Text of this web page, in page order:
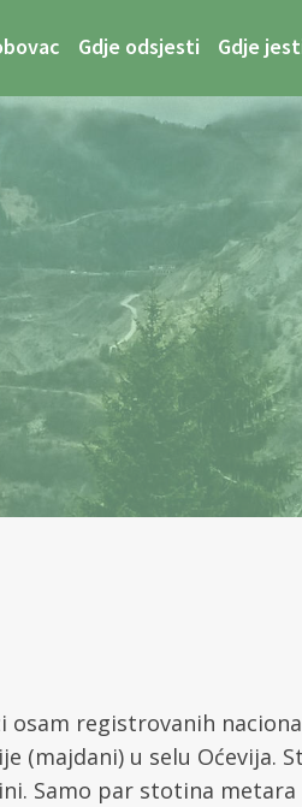
Gdje odsjesti Gdje
registrovanih
(majdani) u selu Oćevija.
Samo par stotina